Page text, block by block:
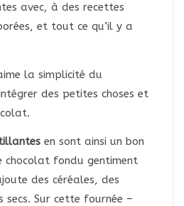
avec, à des recettes
et tout ce qu’il y a
la simplicité du
des petites choses et
en sont ainsi un bon
chocolat fondu gentiment
des céréales, des
Sur cette fournée –